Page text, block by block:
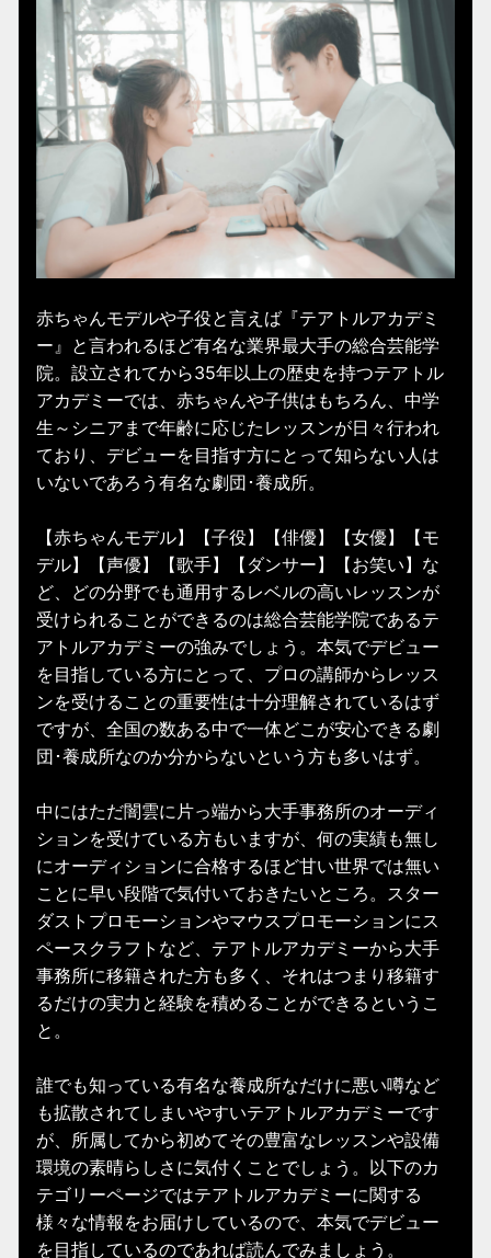
赤ちゃんモデルや子役と言えば『テアトルアカデミ
ー』と言われるほど有名な業界最大手の総合芸能学
院。設立されてから35年以上の歴史を持つテアトル
アカデミーでは、赤ちゃんや子供はもちろん、中学
生～シニアまで年齢に応じたレッスンが日々行われ
ており、デビューを目指す方にとって知らない人は
いないであろう有名な劇団･養成所。
【赤ちゃんモデル】【子役】【俳優】【女優】【モ
デル】【声優】【歌手】【ダンサー】【お笑い】な
ど、どの分野でも通用するレベルの高いレッスンが
受けられることができるのは総合芸能学院であるテ
アトルアカデミーの強みでしょう。本気でデビュー
を目指している方にとって、プロの講師からレッス
ンを受けることの重要性は十分理解されているはず
ですが、全国の数ある中で一体どこが安心できる劇
団･養成所なのか分からないという方も多いはず。
中にはただ闇雲に片っ端から大手事務所のオーディ
ションを受けている方もいますが、何の実績も無し
にオーディションに合格するほど甘い世界では無い
ことに早い段階で気付いておきたいところ。スター
ダストプロモーションやマウスプロモーションにス
ペースクラフトなど、テアトルアカデミーから大手
事務所に移籍された方も多く、それはつまり移籍す
るだけの実力と経験を積めることができるというこ
と。
誰でも知っている有名な養成所なだけに悪い噂など
も拡散されてしまいやすいテアトルアカデミーです
が、所属してから初めてその豊富なレッスンや設備
環境の素晴らしさに気付くことでしょう。以下のカ
テゴリーページではテアトルアカデミーに関する
様々な情報をお届けしているので、本気でデビュー
を目指しているのであれば読んでみましょう。